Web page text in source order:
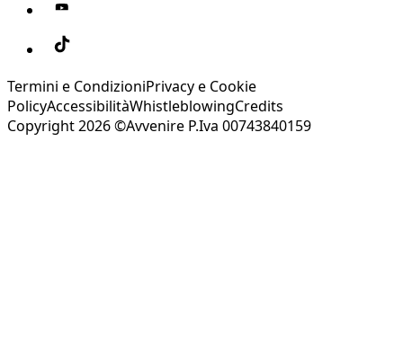
Termini e CondizioniPrivacy e Cookie
PolicyAccessibilitàWhistleblowingCredits
Copyright 2026 ©Avvenire P.Iva 00743840159